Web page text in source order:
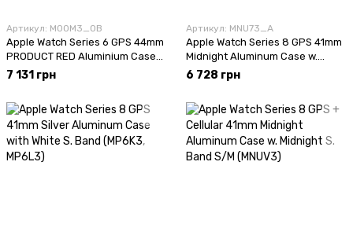
Артикул: M00M3_OB
Apple Watch Series 6 GPS 44mm
PRODUCT RED Aluminium Case
with PRODUCT RED Sport Band
(M00M3)
7 131 грн
Артикул: MNU73_А
Apple Watch Series 8 GPS 41mm
Midnight Aluminum Case w.
Midnight Sport Band (MNP53,
6 728 грн